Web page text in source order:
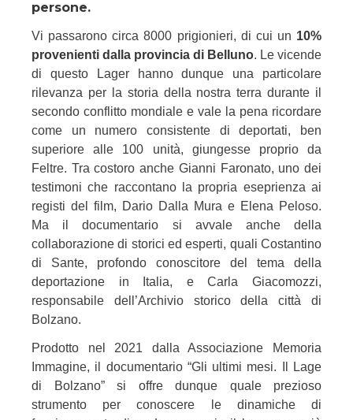
persone.
Vi passarono circa 8000 prigionieri, di cui un 10%
provenienti dalla provincia di Belluno. Le vicende
di questo Lager hanno dunque una particolare
rilevanza per la storia della nostra terra durante il
secondo conflitto mondiale e vale la pena ricordare
come un numero consistente di deportati, ben
superiore alle 100 unità, giungesse proprio da
Feltre. Tra costoro anche Gianni Faronato, uno dei
testimoni che raccontano la propria eseprienza ai
registi del film, Dario Dalla Mura e Elena Peloso.
Ma il documentario si avvale anche della
collaborazione di storici ed esperti, quali Costantino
di Sante, profondo conoscitore del tema della
deportazione in Italia, e Carla Giacomozzi,
responsabile dell’Archivio storico della città di
Bolzano.
Prodotto nel 2021 dalla Associazione Memoria
Immagine, il documentario “Gli ultimi mesi. Il Lage
di Bolzano” si offre dunque quale prezioso
strumento per conoscere le dinamiche di